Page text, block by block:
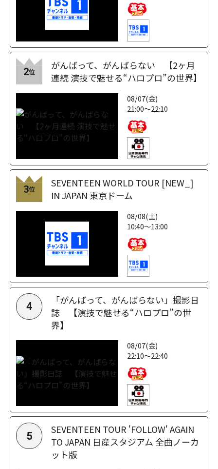
2位
がんばって、がんばらない 【2ヶ月
連続 演技で魅せる“ハロプロ”の世界】
08/07(金)
21:00～22:10
3位
SEVENTEEN WORLD TOUR [NEW_]
IN JAPAN 東京ドーム
08/08(土)
10:40～13:00
4
「がんばって、がんばらない」撮影日
誌 【演技で魅せる“ハロプロ”の世
界】
08/07(金)
22:10～22:40
5
SEVENTEEN TOUR 'FOLLOW' AGAIN
TO JAPAN 日産スタジアム 全曲ノーカ
ット版